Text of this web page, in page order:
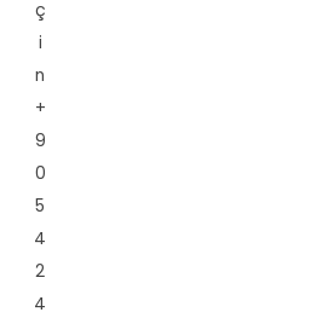
ç
i
n
+
9
0
5
4
2
4